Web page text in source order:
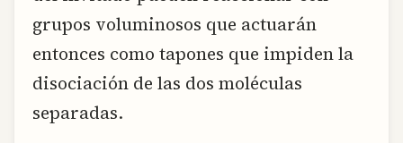
grupos voluminosos que actuarán
entonces como tapones que impiden la
disociación de las dos moléculas
separadas.